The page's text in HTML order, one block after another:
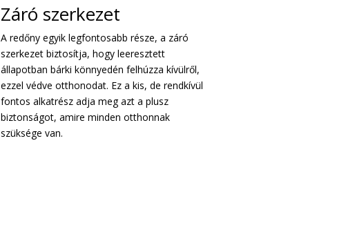
Záró szerkezet
A redőny egyik legfontosabb része, a záró
szerkezet biztosítja, hogy leeresztett
állapotban bárki könnyedén felhúzza kívülről,
ezzel védve otthonodat. Ez a kis, de rendkívül
fontos alkatrész adja meg azt a plusz
biztonságot, amire minden otthonnak
szüksége van.